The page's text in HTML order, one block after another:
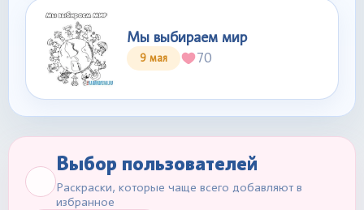
Мы выбираем мир
9 мая 70
Выбор пользователей
Раскраски, которые чаще всего добавляют в
избранное